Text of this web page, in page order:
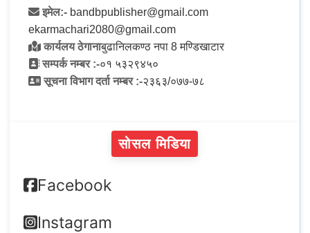
इमेल:- bandbpublisher@gmail.com
ekarmachari2080@gmail.com
कार्यलय ठेगानाबुढानिलकण्ठ नपा 8 मण्डिखाटार
सम्पर्क नम्बर :-०१ ५३२९४५०
सूचना विभाग दर्ता नम्बर :-२३६३/०७७-७८
सोसल मिडिया
Facebook
Instagram